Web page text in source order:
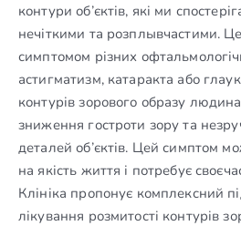
контури об’єктів, які ми
нечіткими та розплывчастими.
симптомом різних
астигматизм, катаракта або
контурів зорового образу
зниження гостроти зору та
деталей об’єктів. Цей симптом
на якість життя і потребує
Клініка пропонує комплексний
лікування розмитості контурів